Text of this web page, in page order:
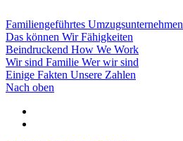
Familiengeführtes Umzugsunternehmen
Das können Wir Fähigkeiten
Beindruckend How We Work
Wir sind Familie Wer wir sind
Einige Fakten Unsere Zahlen
Nach oben